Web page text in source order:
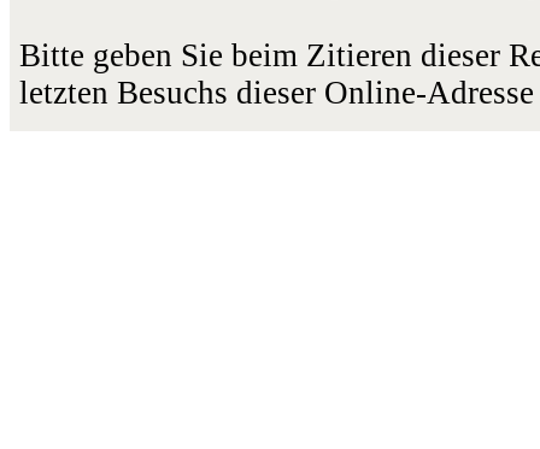
Bitte geben Sie beim Zitieren dieser
letzten Besuchs dieser Online-Adresse